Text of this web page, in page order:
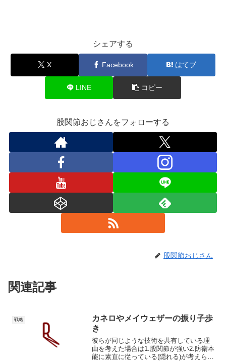
シェアする
X Facebook はてブ
LINE コピー
股関節おじさんをフォローする
股関節おじさん
関連記事
戦略
カネロやメイウェザーの振り子歩
き
彼らが同じような技術を共有している理
由を考えた場合は1.股関節が強い2.防衛本
能に素直に従っている(隠れる)が考えられ